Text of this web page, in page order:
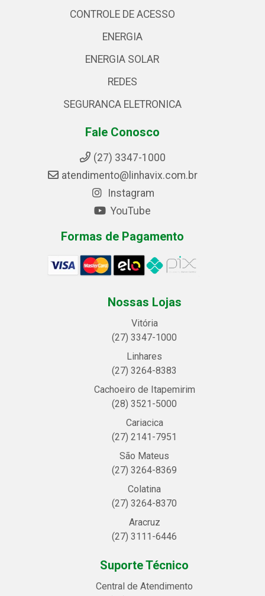
CONTROLE DE ACESSO
ENERGIA
ENERGIA SOLAR
REDES
SEGURANCA ELETRONICA
Fale Conosco
(27) 3347-1000
atendimento@linhavix.com.br
Instagram
YouTube
Formas de Pagamento
Nossas Lojas
Vitória
(27) 3347-1000
Linhares
(27) 3264-8383
Cachoeiro de Itapemirim
(28) 3521-5000
Cariacica
(27) 2141-7951
São Mateus
(27) 3264-8369
Colatina
(27) 3264-8370
Aracruz
(27) 3111-6446
Suporte Técnico
Central de Atendimento